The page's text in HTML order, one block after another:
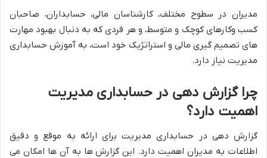
مدیران در سطوح مختلف، کارشناسان مالی، حسابداران، صاحبان
کسب وکارهای کوچک و متوسط، و هر فردی که به دنبال بهبود مهارت
های تصمیم گیری مالی و استراتژیک خود است، به آموزش حسابداری
مدیریت نیاز دارد.
چرا گزارش دهی در حسابداری مدیریت
اهمیت دارد؟
گزارش دهی در حسابداری مدیریت برای ارائه به موقع و دقیق
اطلاعات به مدیران اهمیت دارد. این گزارش ها به آن ها امکان می